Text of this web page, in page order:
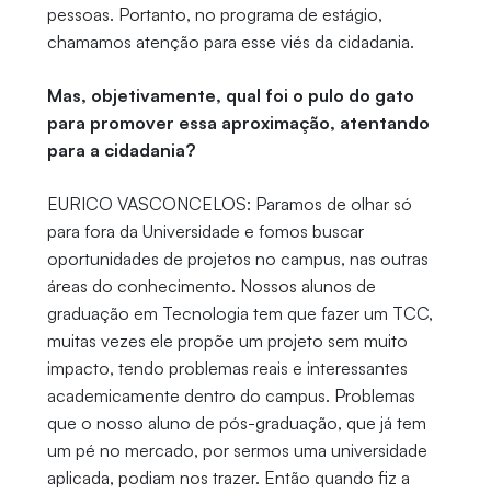
pessoas. Portanto, no programa de estágio,
chamamos atenção para esse viés da cidadania.
Mas, objetivamente, qual foi o pulo do gato
para promover essa aproximação, atentando
para a cidadania?
EURICO VASCONCELOS: Paramos de olhar só
para fora da Universidade e fomos buscar
oportunidades de projetos no campus, nas outras
áreas do conhecimento. Nossos alunos de
graduação em Tecnologia tem que fazer um TCC,
muitas vezes ele propõe um projeto sem muito
impacto, tendo problemas reais e interessantes
academicamente dentro do campus. Problemas
que o nosso aluno de pós-graduação, que já tem
um pé no mercado, por sermos uma universidade
aplicada, podiam nos trazer. Então quando fiz a